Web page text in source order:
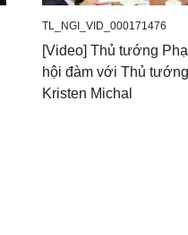
TL_NGI_VID_000171476
[Video] Thủ tướng
hội đàm với Thủ
Kristen Michal